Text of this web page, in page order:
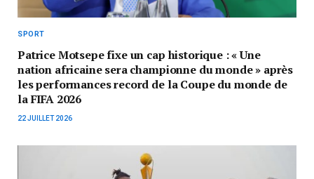
SPORT
Patrice Motsepe fixe un cap historique : « Une
nation africaine sera championne du monde » après
les performances record de la Coupe du monde de
la FIFA 2026
22 JUILLET 2026